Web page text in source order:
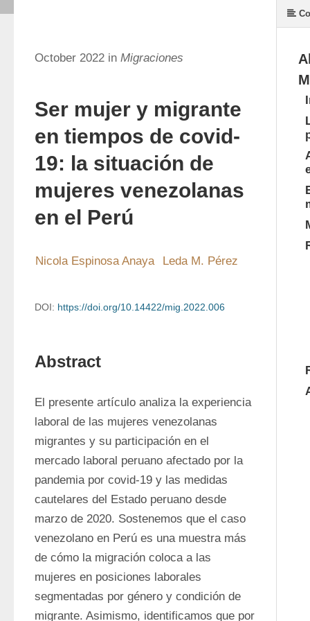
October 2022 in Migraciones
Ser mujer y migrante
en tiempos de covid-
19: la situación de
mujeres venezolanas
en el Perú
Nicola Espinosa Anaya Leda M. Pérez
DOI: https://doi.org/10.14422/mig.2022.006
Abstract
El presente artículo analiza la experiencia
laboral de las mujeres venezolanas
migrantes y su participación en el
mercado laboral peruano afectado por la
pandemia por covid-19 y las medidas
cautelares del Estado peruano desde
marzo de 2020. Sostenemos que el caso
venezolano en Perú es una muestra más
de cómo la migración coloca a las
mujeres en posiciones laborales
segmentadas por género y condición de
migrante. Asimismo, identificamos que por